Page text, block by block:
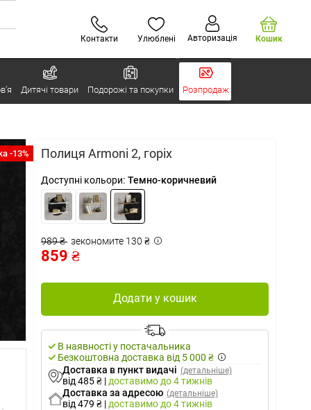
Контакти Улюблені Авторизація Кошик
Дитячі товари Подорожі та покупки Розпродаж
-13% Полиця Armoni 2, горіх
Доступні кольори: Темно-коричневий
989 ₴ зекономите 130 ₴
859 ₴
Додати у кошик
В наявності у постачальника
Безкоштовна доставка від 5 000 ₴
Доставка в пункт видачі (детальніше)
від 485 ₴ | доставимо до 4 тижнів
Доставка за адресою (детальніше)
від 479 ₴ | доставимо до 4 тижнів